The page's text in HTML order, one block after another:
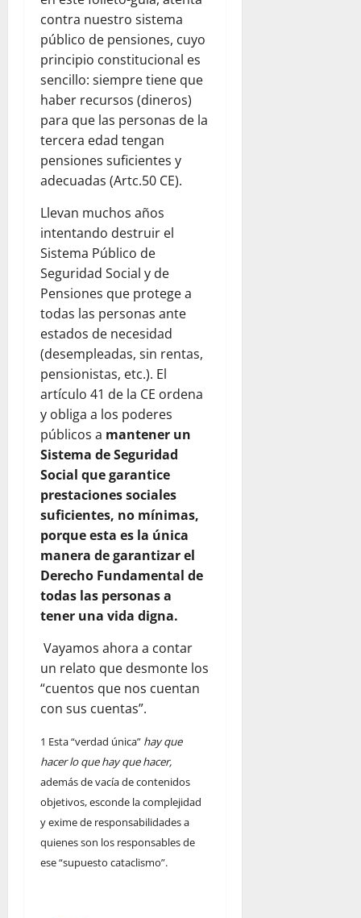
contra nuestro sistema
público de pensiones, cuyo
principio constitucional es
sencillo: siempre tiene que
haber recursos (dineros)
para que las personas de la
tercera edad tengan
pensiones suficientes y
adecuadas (Artc.50 CE).
Llevan muchos años
intentando destruir el
Sistema Público de
Seguridad Social y de
Pensiones que protege a
todas las personas ante
estados de necesidad
(desempleadas, sin rentas,
pensionistas, etc.). El
artículo 41 de la CE ordena
y obliga a los poderes
públicos a mantener un
Sistema de Seguridad
Social que garantice
prestaciones sociales
suficientes, no mínimas,
porque esta es la única
manera de garantizar el
Derecho Fundamental de
todas las personas a
tener una vida digna.
Vayamos ahora a contar
un relato que desmonte los
“cuentos que nos cuentan
con sus cuentas”.
1 Esta “verdad única” hay que
hacer lo que hay que hacer,
además de vacía de contenidos
objetivos, esconde la complejidad
y exime de responsabilidades a
quienes son los responsables de
ese “supuesto cataclismo”.